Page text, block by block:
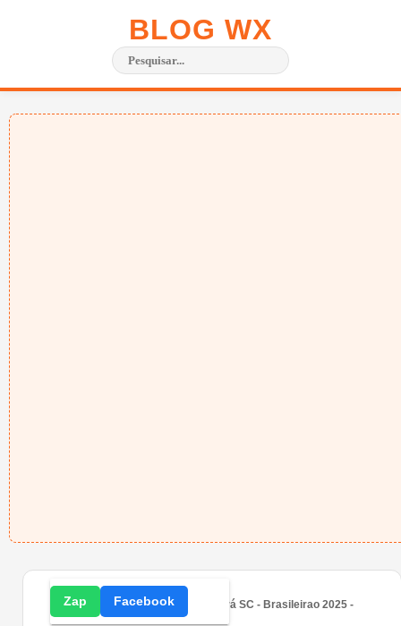
BLOG WX
Home » DLS » Kits/Uniformes Ceará SC - Brasileirao 2025 -
DLS 25
Zap Facebook